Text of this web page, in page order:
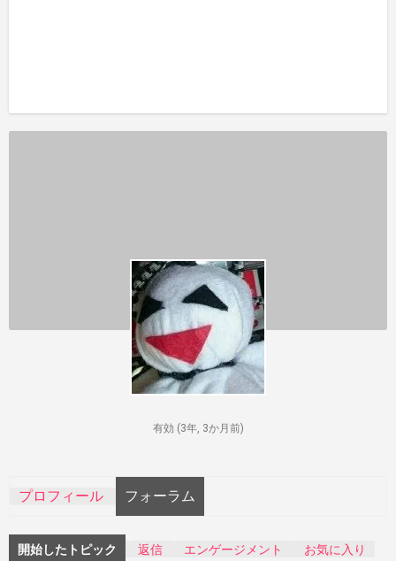
有効 (3年, 3か月前)
プロフィール フォーラム
開始したトピック 返信 エンゲージメント お気に入り